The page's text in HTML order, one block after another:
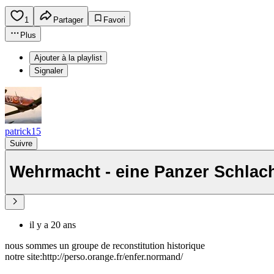
1 Partager
Favori
Plus
Ajouter à la playlist
Signaler
patrick15
Suivre
Wehrmacht - eine Panzer
il y a 20 ans
nous sommes un groupe de reconstitution historique
notre site:http://perso.orange.fr/enfer.normand/